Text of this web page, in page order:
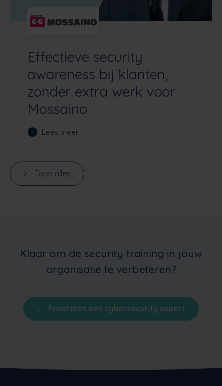
Effectieve security
awareness bij klanten,
zonder extra werk voor
Mossaino
Lees meer
Toon alles
Klaar om de security training in jouw
organisatie te verbeteren?
Praat met een cybersecurity expert